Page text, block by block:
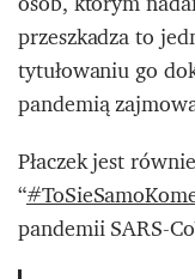
przeszkadza to
tytułowaniu go
pandemią
Płaczek jest
“
pandemii SARS-